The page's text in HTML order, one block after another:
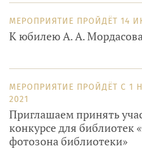
МЕРОПРИЯТИЕ ПРОЙДЁТ 14
К юбилею А. А.
МЕРОПРИЯТИЕ ПРОЙДЁТ С 1
2021
Приглашаем принять
конкурсе для библиотек
фотозона библиотеки»